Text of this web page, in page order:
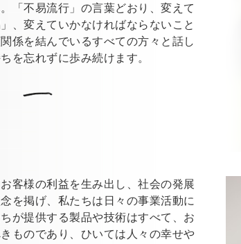
「不易流行」の言葉どおり、変えて
、変えていかなければならないこと
係を結んでいるすべての方々と話し
を忘れずに歩み続けます。
客様の利益を生み出し、社会の発展
を掲げ、私たちは日々の事業活動に
が提供する製品や技術はすべて、お
ものであり、ひいては人々の幸せや